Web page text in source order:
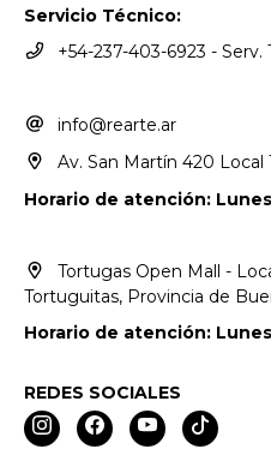
Servicio Técnico:
+54-237-403-6923 -
info@rearte.ar
Av. San Martín 420 Local
Horario de atención:
Tortugas Open Mall -
Tortuguitas, Provincia de
Horario de atención:
REDES SOCIALES